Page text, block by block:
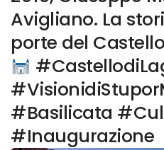
Avigliano. La
porte del
#Basilicata
#Inaugurazione